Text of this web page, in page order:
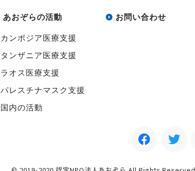
あおぞらの活動
カンボジア医療支援
タンザニア医療支援
ラオス医療支援
パレスチナマスク支援
国内の活動
お問い合わせ